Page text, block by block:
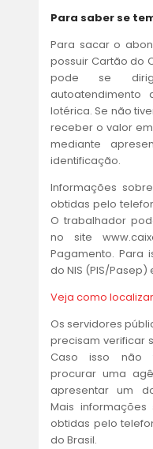
Para saber se
Para sacar o
possuir Cartão do
pode se
lotérica. Se não
receber o valor
mediante
identificação.
Informações
obtidas pelo
O trabalhador
no site
Pagamento. Para
do NIS (PIS/Pasep)
Veja como
Os servidores
precisam verificar
Caso isso não
procurar uma
apresentar um
Mais
obtidas pelo
do Brasil.